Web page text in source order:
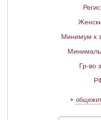
Минимум к
Гр-во
+